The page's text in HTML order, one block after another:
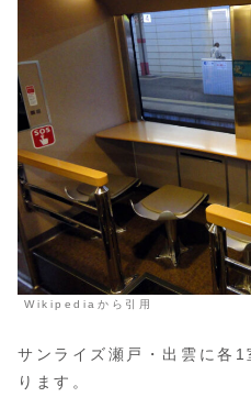
Wikipediaから引用
サンライズ瀬戸・出雲に各
ります。